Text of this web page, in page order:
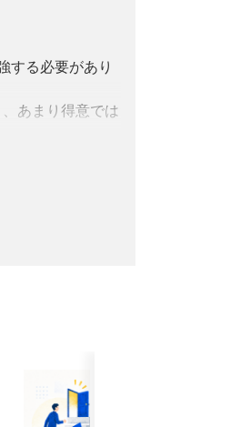
る必要があり
あまり得意では
るようになった